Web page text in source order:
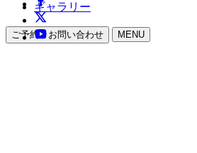
ギャラリー
ご予約・お問い合わせ MENU